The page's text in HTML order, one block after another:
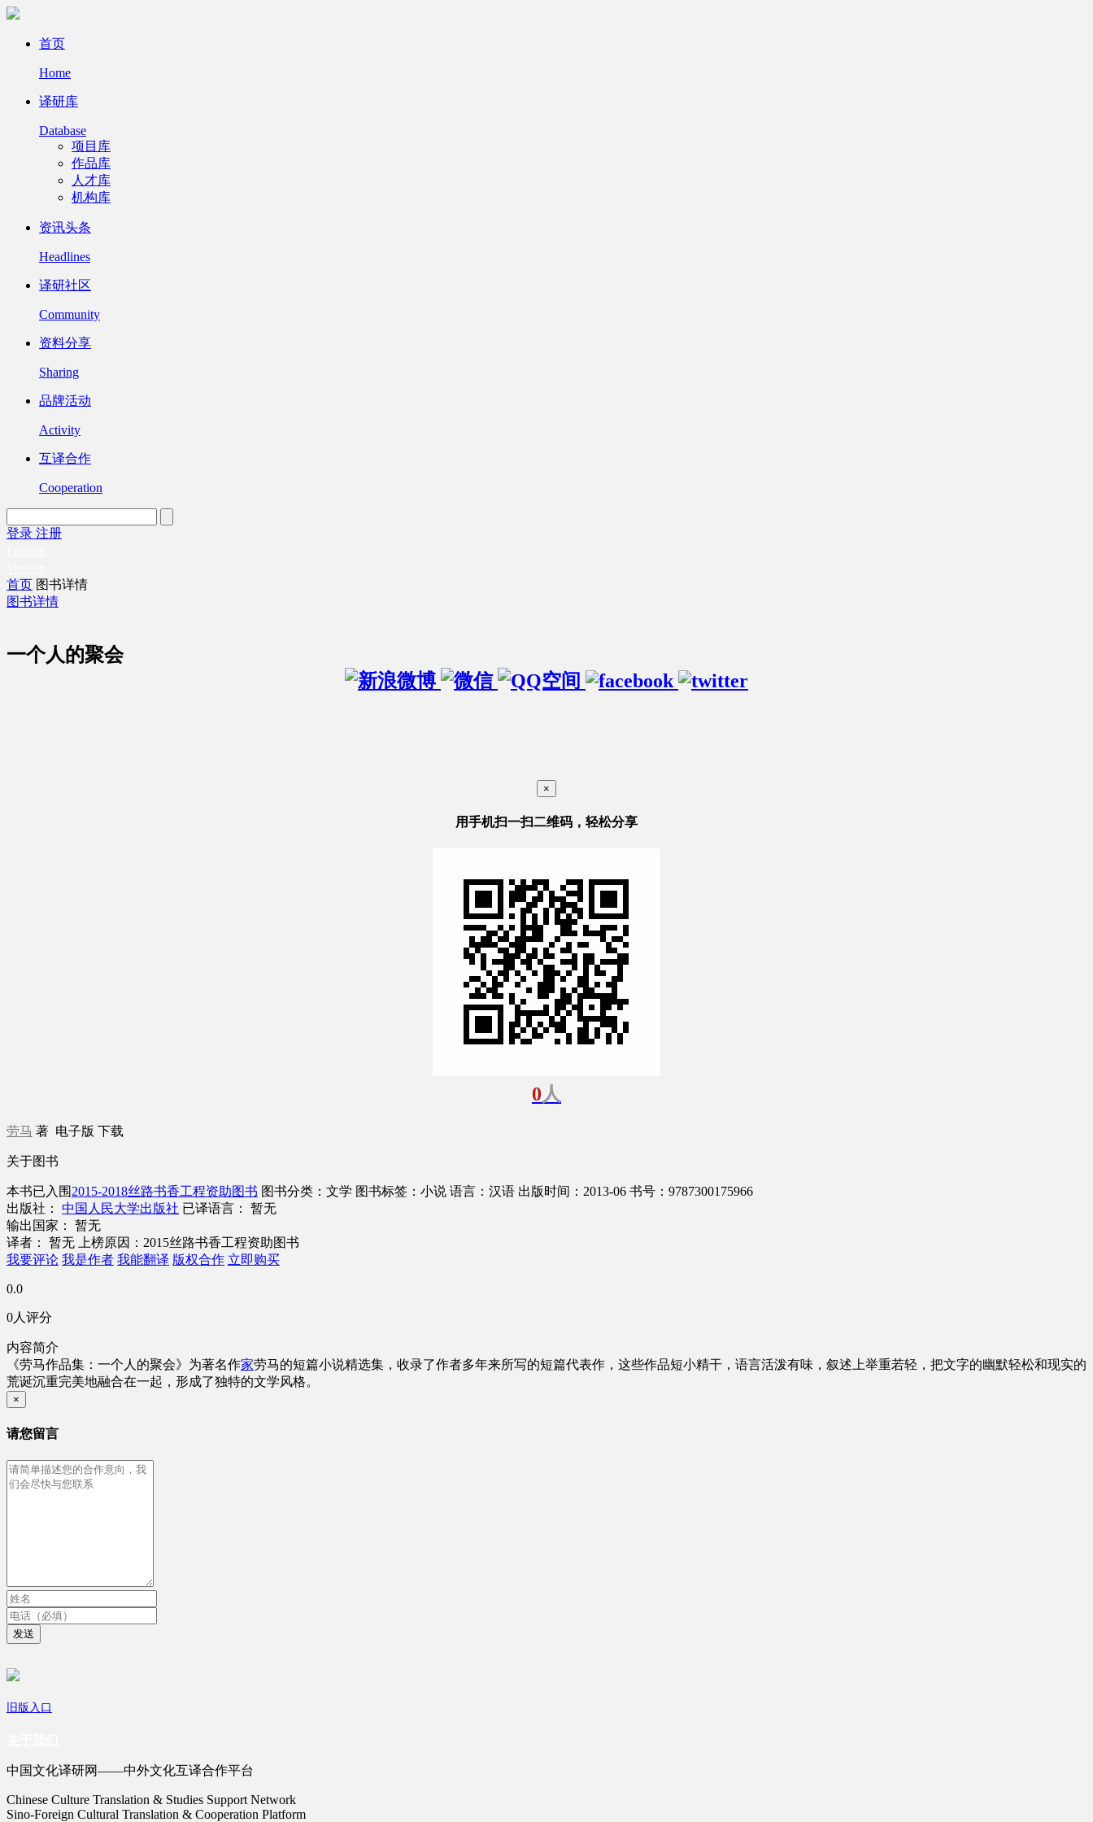
首页
Home
译研库
Database
项目库
作品库
人才库
机构库
资讯头条
Headlines
译研社区
Community
资料分享
Sharing
品牌活动
Activity
互译合作
Cooperation
登录 注册
首页 图书详情
图书详情
一个人的聚会
×
用手机扫一扫二维码，轻松分享
0人
劳马 著 电子版 下载
关于图书
本书已入围 2015-2018丝路书香工程资助图书 图书分类：文学 图书标签：小说 语言：汉语 出版时间：2013-06 书号：9787300175966
出版社： 中国人民大学出版社 已译语言： 暂无
输出国家： 暂无
译者： 暂无
上榜原因：2015丝路书香工程资助图书
我要评论 我是作者 我能翻译 版权合作 立即购买
0.0
0人评分
内容简介
《劳马作品集：一个人的聚会》为著名作家劳马的短篇小说精选集，收录了作者多年来所写的短篇代表作，这些作品短小精干，语言活泼有味，叙述上举重若轻，把文字的幽默轻松和现实的
荒诞沉重完美地融合在一起，形成了独特的文学风格。
×
请您留言
发送
旧版入口
中国文化译研网——中外文化互译合作平台
Chinese Culture Translation & Studies Support Network
Sino-Foreign Cultural Translation & Cooperation Platform